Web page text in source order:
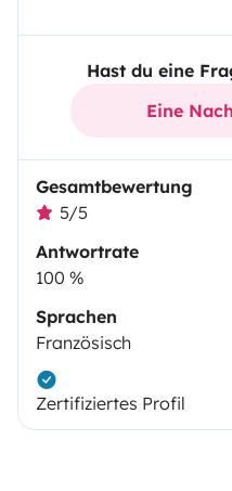
Hast du eine
Eine
Gesamtbewertung
5/5
Antwortrate
100 %
Sprachen
Französisch
Zertifiziertes Profil